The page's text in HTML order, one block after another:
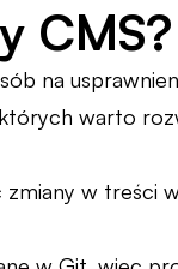
CMS?
na
warto
w treści